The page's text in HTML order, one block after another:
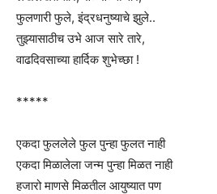
फुलणारी फुले, इंद्रधनुष्याचे झुले..
तुझ्यासाठीच उभे आज सारे तारे,
वाढदिवसाच्या हार्दिक शुभेच्छा !
*****
एकदा फुललेले फुल पुन्हा फुलत नाही
एकदा मिळालेला जन्म पुन्हा मिळत नाही
हजारो माणसे मिळतील आयुष्यात पण